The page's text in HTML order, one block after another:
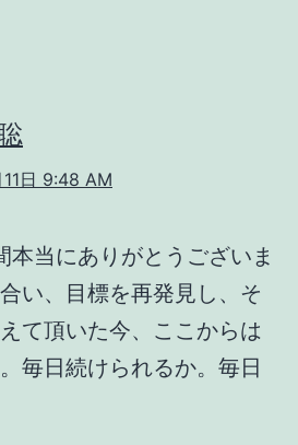
日 9:48 AM
本当にありがとうございま
い、目標を再発見し、そ
て頂いた今、ここからは
毎日続けられるか。毎日